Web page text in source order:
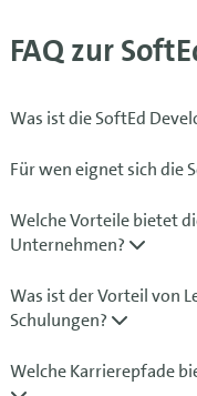
FAQ zur
Was ist die SoftEd
Für wen eignet sich die
Welche Vorteile bietet
Unternehmen?
Was ist der Vorteil von
Schulungen?
Welche Karrierepfade